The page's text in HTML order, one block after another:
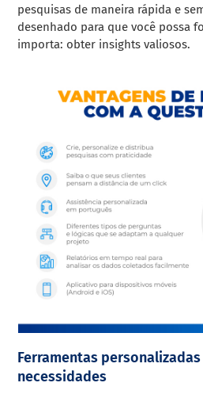
pesquisas de maneira rápida e
desenhado para que você possa
importa: obter insights valiosos.
Ferramentas
necessidades